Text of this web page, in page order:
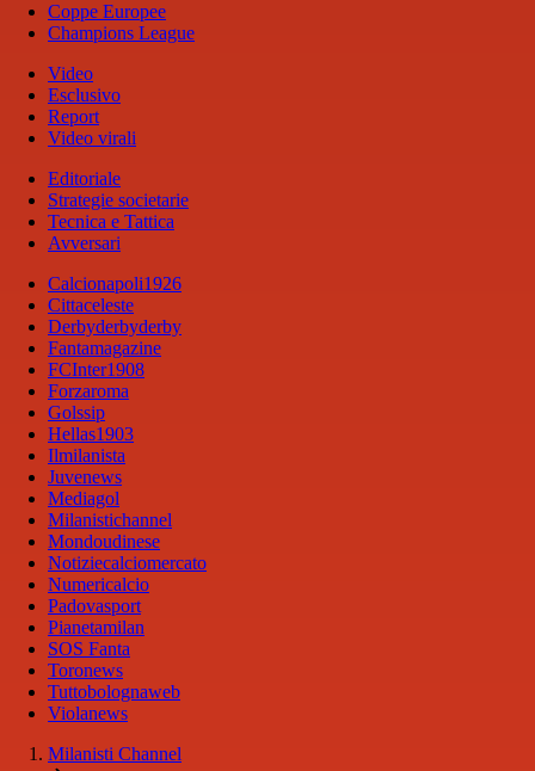
Coppe Europee
Champions League
Video
Esclusivo
Report
Video virali
Editoriale
Strategie societarie
Tecnica e Tattica
Avversari
Calcionapoli1926
Cittaceleste
Derbyderbyderby
Fantamagazine
FCInter1908
Forzaroma
Golssip
Hellas1903
Ilmilanista
Juvenews
Mediagol
Milanistichannel
Mondoudinese
Notiziecalciomercato
Numericalcio
Padovasport
Pianetamilan
SOS Fanta
Toronews
Tuttobolognaweb
Violanews
Milanisti Channel